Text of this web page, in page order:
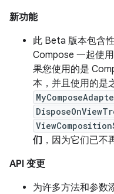
新功能
此 Beta 版本包含
Compose 一起使
果您使用的是
本，并且使用的是
们 ，因为它们已不
API 变更
为许多方法和参数